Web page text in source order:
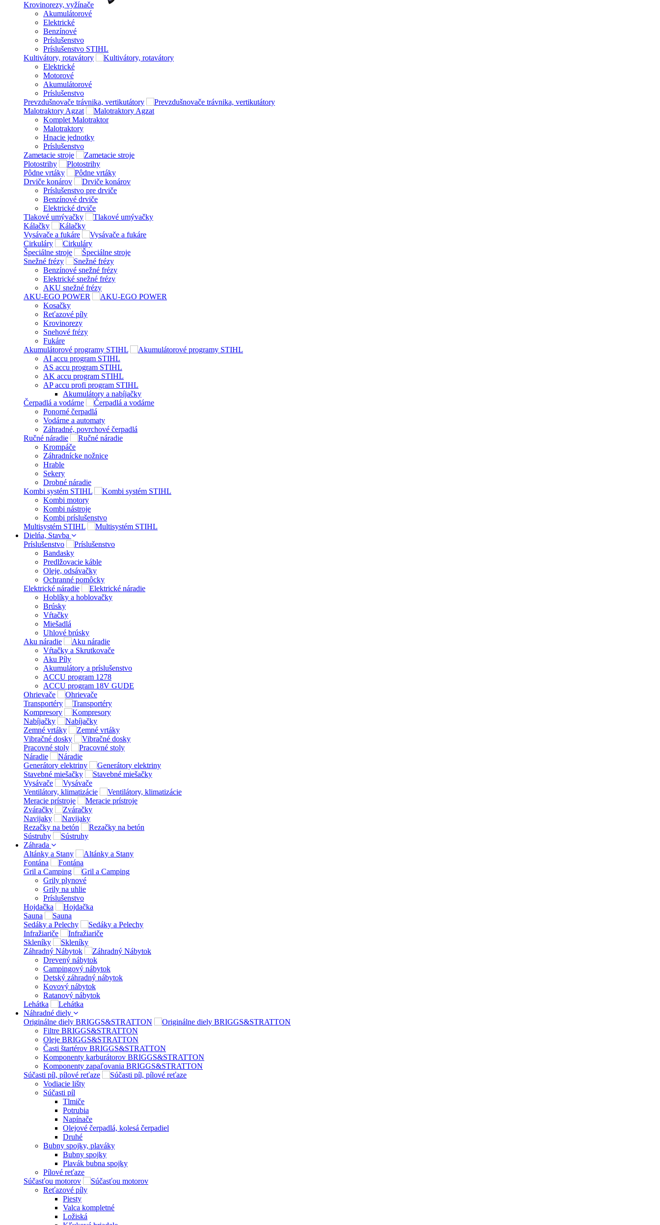
Krovinorezy, vyžínače
Akumulátorové
Elektrické
Benzínové
Príslušenstvo
Príslušenstvo STIHL
Kultivátory, rotavátory
Elektrické
Motorové
Akumulátorové
Príslušenstvo
Prevzdušnovače trávnika, vertikutátory
Malotraktory Agzat
Komplet Malotraktor
Malotraktory
Hnacie jednotky
Príslušenstvo
Zametacie stroje
Plotostrihy
Pôdne vrtáky
Drviče konárov
Príslušenstvo pre drviče
Benzínové drviče
Elektrické drviče
Tlakové umývačky
Kálačky
Vysávače a fukáre
Cirkuláry
Špeciálne stroje
Snežné frézy
Benzínové snežné frézy
Elektrické snežné frézy
AKU snežné frézy
AKU-EGO POWER
Kosačky
Reťazové píly
Krovinorezy
Snehové frézy
Fukáre
Akumulátorové programy STIHL
AI accu program STIHL
AS accu program STIHL
AK accu program STIHL
AP accu profi program STIHL
Akumulátory a nabíjačky
Čerpadlá a vodárne
Ponorné čerpadlá
Vodárne a automaty
Záhradné, povrchové čerpadlá
Ručné náradie
Krompáče
Záhradnícke nožnice
Hrable
Sekery
Drobné náradie
Kombi systém STIHL
Kombi motory
Kombi nástroje
Kombi príslušenstvo
Multisystém STIHL
Dielńa, Stavba
Príslušenstvo
Bandasky
Predlžovacie káble
Oleje, odsávačky
Ochranné pomôcky
Elektrické náradie
Hoblíky a hoblovačky
Brúsky
Vŕtačky
Miešadlá
Uhlové brúsky
Aku náradie
Vŕtačky a Skrutkovače
Aku Píly
Akumulátory a príslušenstvo
ACCU program 1278
ACCU program 18V GUDE
Ohrievače
Transportéry
Kompresory
Nabíjačky
Zemné vrtáky
Vibračné dosky
Pracovné stoly
Náradie
Generátory elektriny
Stavebné miešačky
Vysávače
Ventilátory, klimatizácie
Meracie prístroje
Zváračky
Navijaky
Rezačky na betón
Sústruhy
Záhrada
Altánky a Stany
Fontána
Gril a Camping
Grily plynové
Grily na uhlie
Príslušenstvo
Hojdačka
Sauna
Sedáky a Pelechy
Infražiariče
Skleníky
Záhradný Nábytok
Drevený nábytok
Campingový nábytok
Detský záhradný nábytok
Kovový nábytok
Ratanový nábytok
Lehátka
Náhradné diely
Originálne diely BRIGGS&STRATTON
Filtre BRIGGS&STRATTON
Oleje BRIGGS&STRATTON
Časti štartérov BRIGGS&STRATTON
Komponenty karburátorov BRIGGS&STRATTON
Komponenty zapaľovania BRIGGS&STRATTON
Súčasti píl, pílové reťaze
Vodiacie lišty
Súčasti píl
Tlmiče
Potrubia
Napínače
Olejové čerpadlá, kolesá čerpadiel
Druhé
Bubny spojky, plaváky
Bubny spojky
Plavák bubna spojky
Pílové reťaze
Súčasťou motorov
Reťazové píly
Piesty
Valca kompletné
Ložiská